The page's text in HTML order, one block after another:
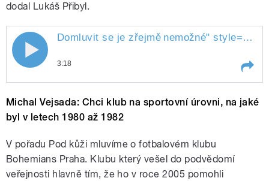
dodal Lukáš Přibyl.
Domluvit se je zřejmě nemožné" style="">
3:18
Michal Vejsada: Chci klub na sportovní úrovni, na jaké
byl v letech 1980 až 1982
V pořadu Pod kůži mluvíme o fotbalovém klubu
Bohemians Praha. Klubu který vešel do podvědomí
veřejnosti hlavně tím, že ho v roce 2005 pomohli